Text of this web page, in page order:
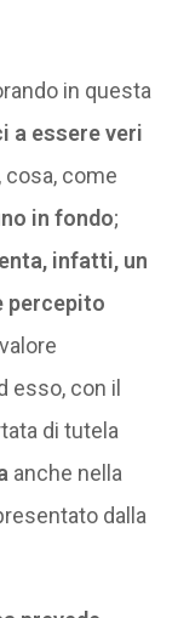
in questa
a essere veri
, cosa, come
in fondo;
infatti, un
percepito
esso, con il
di tutela
anche nella
dalla